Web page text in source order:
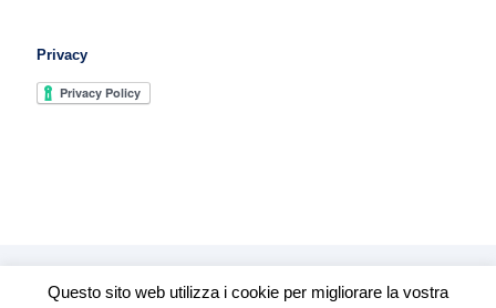
Privacy
Questo sito web utilizza i cookie per migliorare la vostra